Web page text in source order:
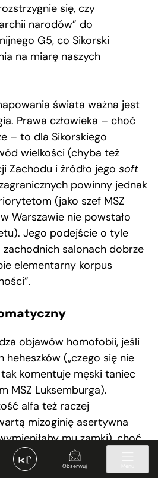
Obserwuj
się, czy
narodów” do
G5, co Sikorski
na miarę naszych
świata ważna jest
Prawa człowieka – choć
– to dla Sikorskiego
wielkości (chyba też
Zachodu i źródło jego soft
powinny jednak
(jako szef MSZ
Warszawie nie powstało
Jego podejście o tyle
salonach dobrze
elementarny korpus
objawów homofobii, jeśli
heheszków („czego się nie
komentuje męski taniec
MSZ Luksemburga).
alfa też raczej
mizoginię asertywna
mu zamki), choć
metafory (porównanie
PiS do „straumatyzowanej